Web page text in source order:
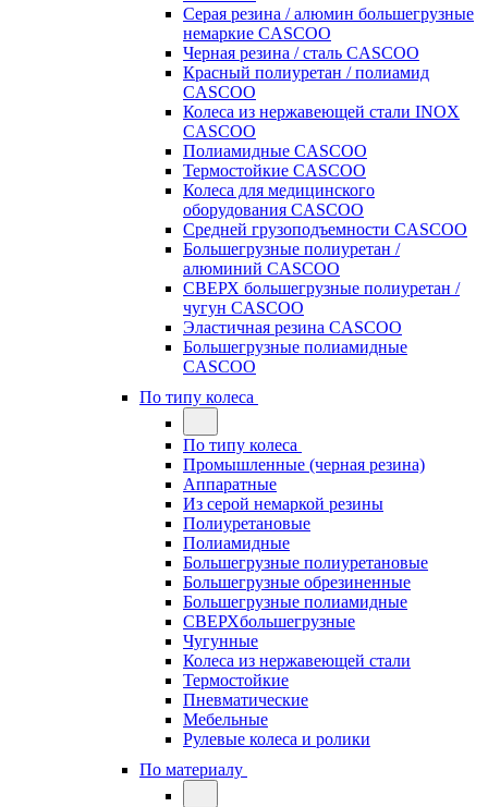
Серая резина / алюмин большегрузные
немаркие CASCOO
Черная резина / сталь CASCOO
Красный полиуретан / полиамид
CASCOO
Колеса из нержавеющей стали INOX
CASCOO
Полиамидные CASCOO
Термостойкие CASCOO
Колеса для медицинского
оборудования CASCOO
Средней грузоподъемности CASCOO
Большегрузные полиуретан /
алюминий CASCOO
СВЕРХ большегрузные полиуретан /
чугун CASCOO
Эластичная резина CASCOO
Большегрузные полиамидные
CASCOO
По типу колеса
По типу колеса
Промышленные (черная резина)
Аппаратные
Из серой немаркой резины
Полиуретановые
Полиамидные
Большегрузные полиуретановые
Большегрузные обрезиненные
Большегрузные полиамидные
СВЕРХбольшегрузные
Чугунные
Колеса из нержавеющей стали
Термостойкие
Пневматические
Мебельные
Рулевые колеса и ролики
По материалу